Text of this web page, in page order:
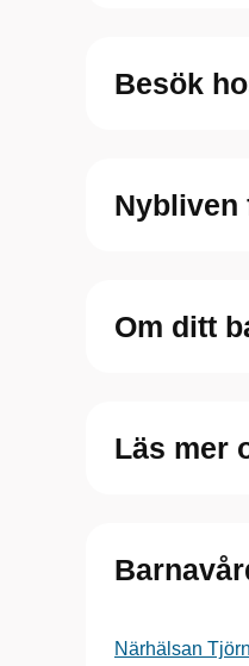
Besök
Nybliven
Om ditt
Läs mer
Närhälsan